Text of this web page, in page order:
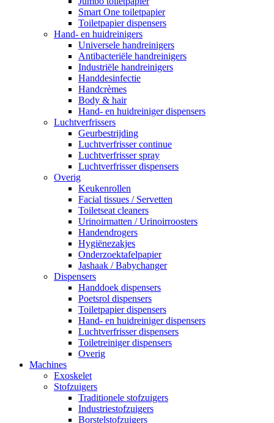
Smart One toiletpapier
Toiletpapier dispensers
Hand- en huidreinigers
Universele handreinigers
Antibacteriële handreinigers
Industriële handreinigers
Handdesinfectie
Handcrèmes
Body & hair
Hand- en huidreiniger dispensers
Luchtverfrissers
Geurbestrijding
Luchtverfrisser continue
Luchtverfrisser spray
Luchtverfrisser dispensers
Overig
Keukenrollen
Facial tissues / Servetten
Toiletseat cleaners
Urinoirmatten / Urinoirroosters
Handendrogers
Hygiënezakjes
Onderzoektafelpapier
Jashaak / Babychanger
Dispensers
Handdoek dispensers
Poetsrol dispensers
Toiletpapier dispensers
Hand- en huidreiniger dispensers
Luchtverfrisser dispensers
Toiletreiniger dispensers
Overig
Machines
Exoskelet
Stofzuigers
Traditionele stofzuigers
Industriestofzuigers
Borstelstofzuigers